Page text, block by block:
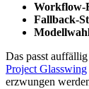
Workflow-
Fallback-
Das passt
Project Glasswing
erzwungen